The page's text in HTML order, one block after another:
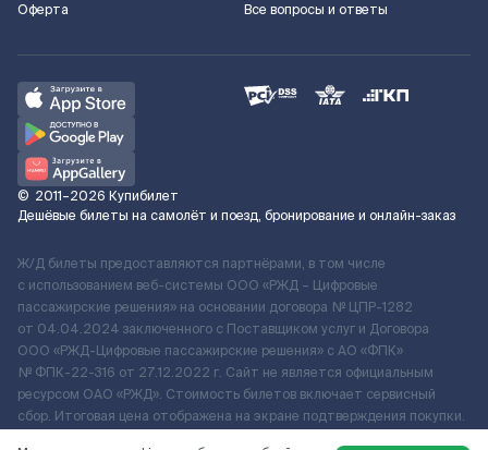
Оферта
Все вопросы и ответы
© 2011–2026 Купибилет
Дешёвые билеты на самолёт и поезд, бронирование и онлайн-заказ
Ж/Д билеты предоставляются партнёрами, в том числе
с использованием веб-системы ООО «РЖД – Цифровые
пассажирские решения» на основании договора № ЦПР-1282
от 04.04.2024 заключенного с Поставщиком услуг и Договора
ООО «РЖД-Цифровые пассажирские решения» c АО «ФПК»
№ ФПК-22-316 от 27.12.2022 г. Сайт не является официальным
ресурсом ОАО «РЖД». Стоимость билетов включает сервисный
сбор. Итоговая цена отображена на экране подтверждения покупки.